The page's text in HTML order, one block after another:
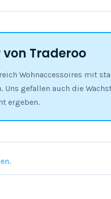
Traderoo
Wohnaccessoires mit
Uns gefallen auch die
ergeben.